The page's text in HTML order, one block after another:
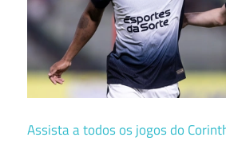
Assista a todos os jogos do